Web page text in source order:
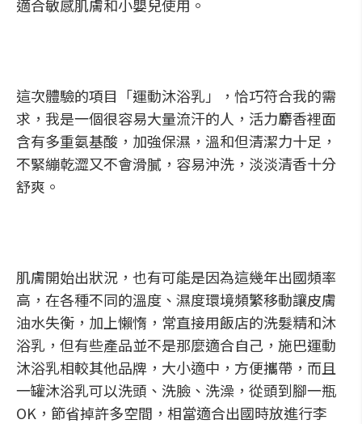
適合敏感肌膚和小嬰兒使用。
這次體驗的項目「運動沐浴乳」，恰巧符合我的需
求，我是一個很容易大量流汗的人，活力麝香裡面
含有多重氨基酸，加強保濕，溫和但清潔力十足，
不緊繃乾澀又不會滑膩，容易沖洗，淡淡清香十分
舒爽。
肌膚開始出狀況，也有可能是因為這幾年出國頻率
高，在各種不同的溫度、濕度環境頻繁移動讓皮膚
油水失衡，加上懶惰，常直接用飯店的洗髮精和沐
浴乳，但有些產品並不是那麼適合自己，施巴運動
沐浴乳相較其他品牌，大小適中，方便攜帶，而且
一罐沐浴乳可以洗頭、洗臉、洗澡，從頭到腳一瓶
OK，節省掉許多空間，相當適合出國時放進行李